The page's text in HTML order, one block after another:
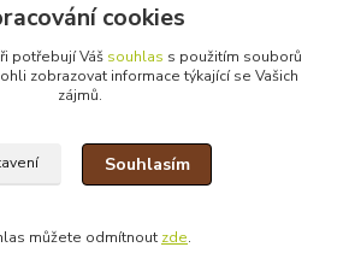
Neváhejte nás kontaktovat.
625
cookies
potřebují Váš souhlas s použitím souborů
zobrazovat informace týkající se Vašich
zájmů.
Souhlasím
můžete odmítnout zde.